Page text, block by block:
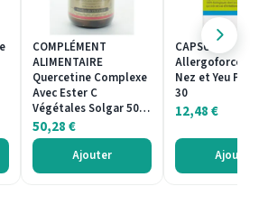
COMPLÉMENT
ALIMENTAIRE
Quercetine Complexe
Avec Ester C
Végétales Solgar 50…
50,28€
Ajouter
CAPSULES
Allergoforce
Nez et Yeu
30
12,48€
Ajouter